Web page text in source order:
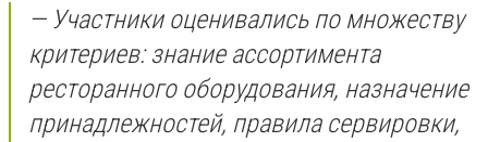
— Участники оценивались по множеству
критериев: знание ассортимента
ресторанного оборудования, назначение
принадлежностей, правила сервировки,